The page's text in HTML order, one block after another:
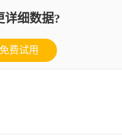
详细数据?
费试用